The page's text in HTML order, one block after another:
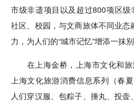
市级非遗项目以及超过800项区级
社区、校园，与文商旅体不同业
力，为人们的“城市记忆”增添一抹
在上海金桥，上海市文化和旅
上海文化旅游消费信息系列（春夏
人们穿汉服、包粽子、捶丸、投